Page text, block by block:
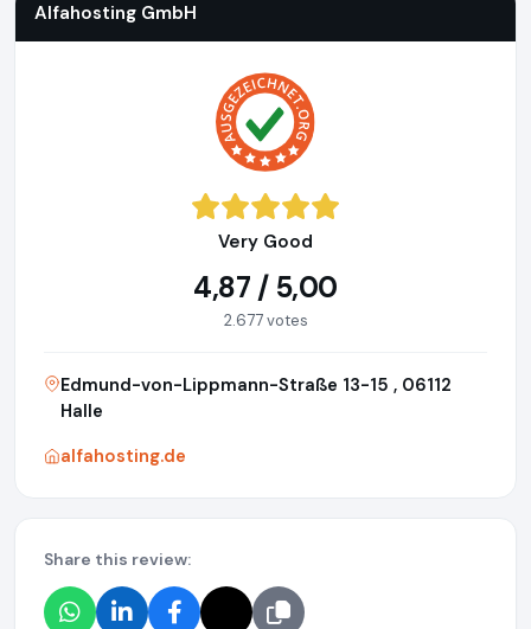
Alfahosting GmbH
Very Good
4,87 / 5,00
2.677 votes
Edmund-von-Lippmann-Straße 13-15 , 06112
Halle
alfahosting.de
Share this review: